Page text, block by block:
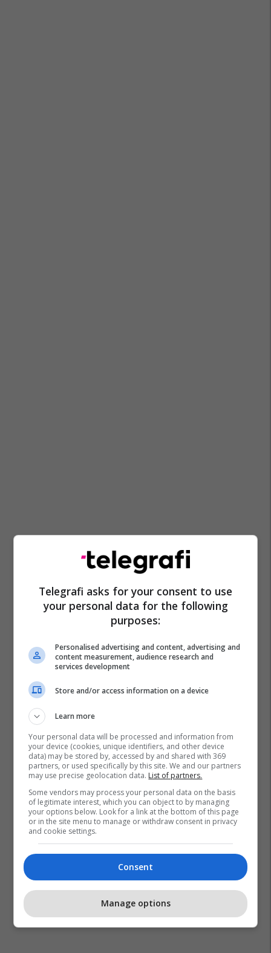
Ushtrime Për Vithe
Stërvitje
Telegrafi asks for your consent to use
your personal data for the following
purposes:
Personalised advertising and content, advertising and
content measurement, audience research and
services development
Store and/or access information on a device
Learn more
Your personal data will be processed and information from
your device (cookies, unique identifiers, and other device
data) may be stored by, accessed by and shared with 369
partners, or used specifically by this site. We and our partners
may use precise geolocation data. List of partners.
Some vendors may process your personal data on the basis
of legitimate interest, which you can object to by managing
your options below. Look for a link at the bottom of this page
or in the site menu to manage or withdraw consent in privacy
and cookie settings.
Consent
Manage options